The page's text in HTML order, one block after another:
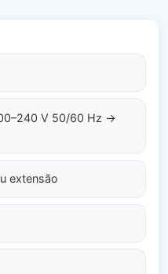
V 50/60 Hz →
extensão